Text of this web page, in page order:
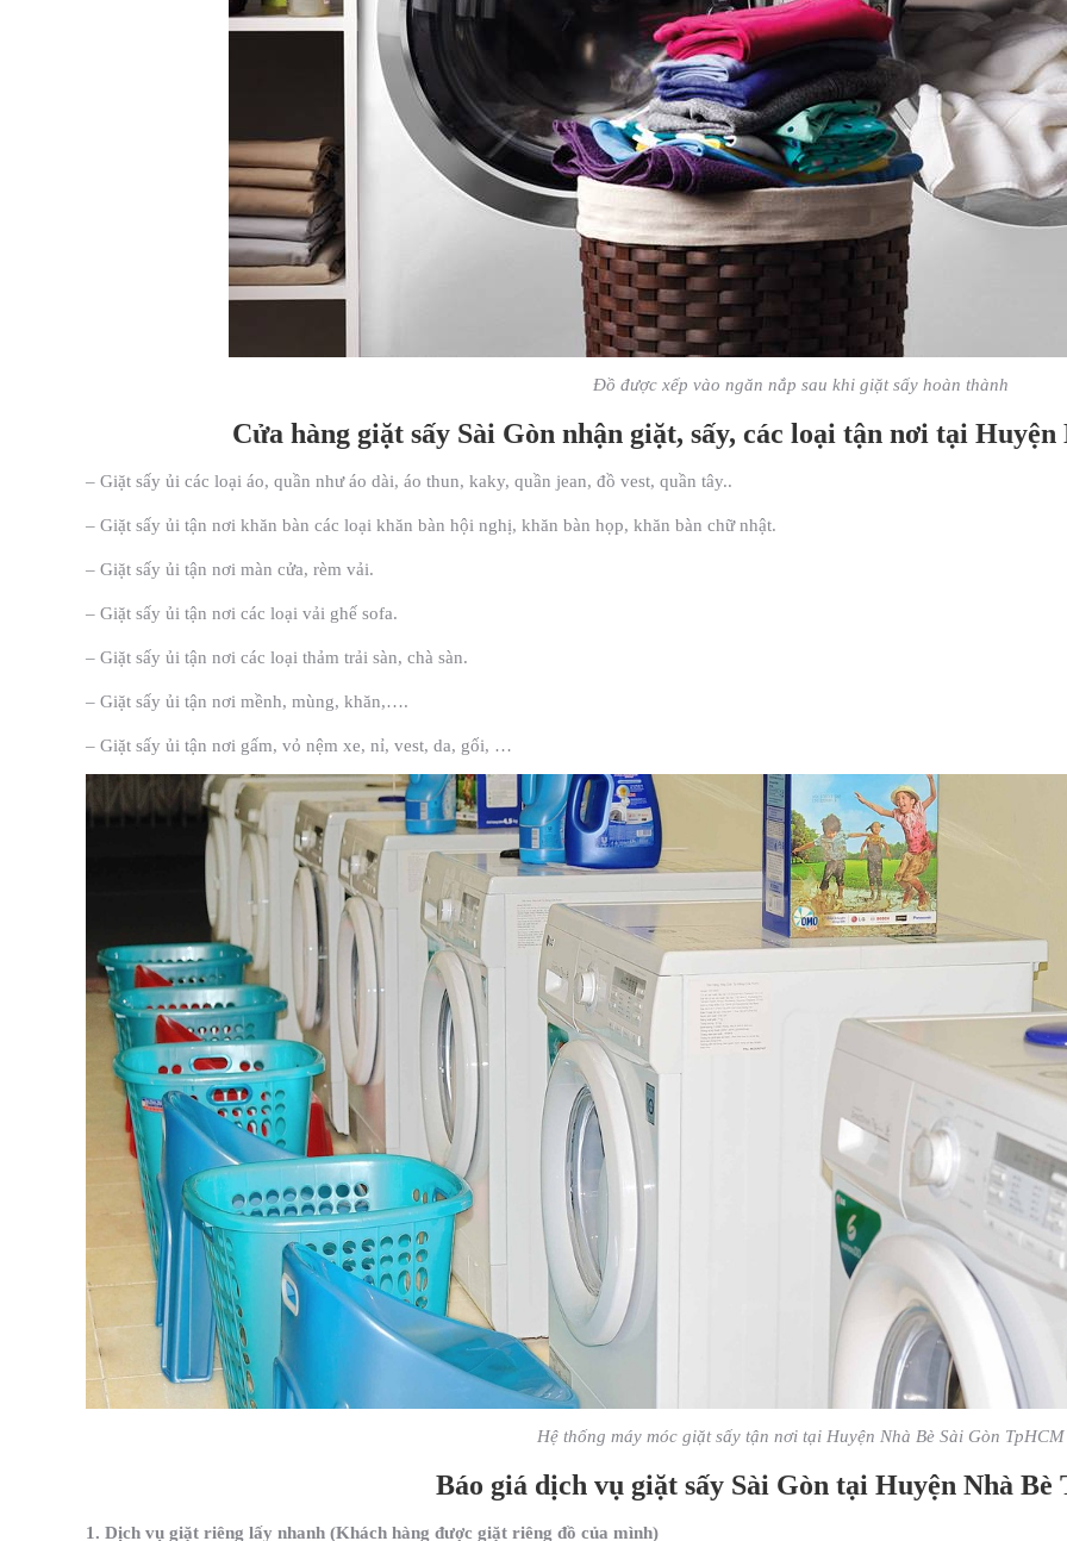
Đồ được xếp vào ngăn nắp sau khi giặt sấy hoàn thành
Cửa hàng giặt sấy Sài Gòn nhận giặt, sấy, các loại tận nơi tại
– Giặt sấy ủi các loại áo, quần như áo dài, áo thun, kaky, quần jean, đồ vest, quần tây..
– Giặt sấy ủi tận nơi khăn bàn các loại khăn bàn hội nghị, khăn bàn họp, khăn bàn chữ nhật.
– Giặt sấy ủi tận nơi màn cửa, rèm vải.
– Giặt sấy ủi tận nơi các loại vải ghế sofa.
– Giặt sấy ủi tận nơi các loại thảm trải sàn, chà sàn.
– Giặt sấy ủi tận nơi mềnh, mùng, khăn,….
– Giặt sấy ủi tận nơi gấm, vỏ nệm xe, nỉ, vest, da, gối, …
Hệ thống máy móc giặt sấy tận nơi tại Huyện Nhà Bè Sài Gòn TpHCM
Báo giá dịch vụ giặt sấy Sài Gòn tại Huyện Nhà
1. Dịch vụ giặt riêng lấy nhanh (Khách hàng được giặt riêng đồ của mình)